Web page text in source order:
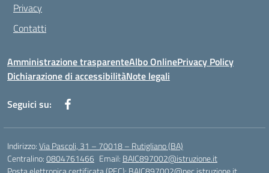
Privacy
Contatti
Amministrazione trasparenteAlbo OnlinePrivacy Policy
Dichiarazione di accessibilitàNote legali
Seguici su:
Indirizzo:Via Pascoli, 31 – 70018 – Rutigliano (BA)
Centralino:0804761466 Email: BAIC897002@istruzione.it